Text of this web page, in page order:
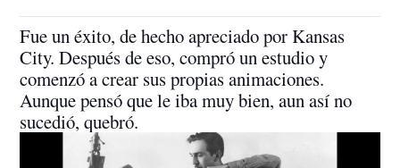
Fue un éxito, de hecho apreciado por Kansas
City. Después de eso, compró un estudio y
comenzó a crear sus propias animaciones.
Aunque pensó que le iba muy bien, aun así no
sucedió, quebró.